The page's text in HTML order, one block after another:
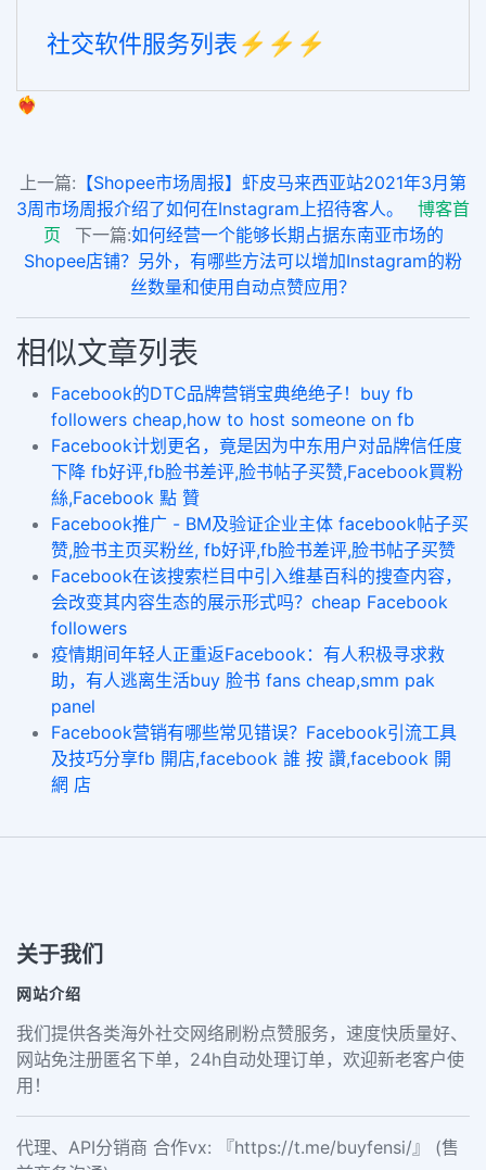
社交软件服务列表⚡️⚡️⚡️
❤️‍🔥
上一篇: 【Shopee市场周报】虾皮马来西亚站2021年3月第
3周市场周报介绍了如何在Instagram上招待客人。
博客首
页
下一篇:如何经营一个能够长期占据东南亚市场的
Shopee店铺？另外，有哪些方法可以增加Instagram的粉
丝数量和使用自动点赞应用？
相似文章列表
Facebook的DTC品牌营销宝典绝绝子！buy fb
followers cheap,how to host someone on fb
​Facebook计划更名，竟是因为中东用户对品牌信任度
下降 fb好评,fb脸书差评,脸书帖子买赞,Facebook買粉
絲,Facebook 點 贊
Facebook推广 - BM及验证企业主体 facebook帖子买
赞,脸书主页买粉丝, fb好评,fb脸书差评,脸书帖子买赞
Facebook在该搜索栏目中引入维基百科的搜查内容，
会改变其内容生态的展示形式吗？cheap Facebook
followers
疫情期间年轻人正重返Facebook：有人积极寻求救
助，有人逃离生活buy 脸书 fans cheap,smm pak
panel
Facebook营销有哪些常见错误？Facebook引流工具
及技巧分享fb 開店,facebook 誰 按 讚,facebook 開
網 店
关于我们
网站介绍
我们提供各类海外社交网络刷粉点赞服务，速度快质量好、
网站免注册匿名下单，24h自动处理订单，欢迎新老客户使
用！
代理、API分销商 合作vx: 『https://t.me/buyfensi/』 (售